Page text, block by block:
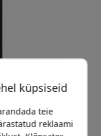
küpsiseid
teie
reklaami